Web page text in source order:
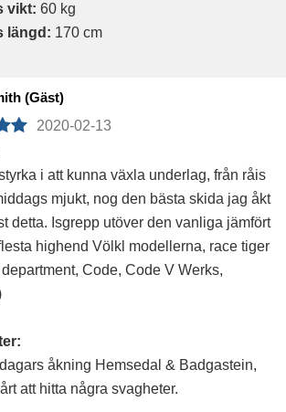
vikt: 60 kg
längd: 170 cm
(Gäst)
2020-02-13
i att kunna växla underlag, från råis
mjukt, nog den bästa skida jag åkt
detta. Isgrepp utöver den vanliga jämfört
highend Völkl modellerna, race tiger
Code, Code V Werks,
åkning Hemsedal & Badgastein,
att hitta några svagheter.